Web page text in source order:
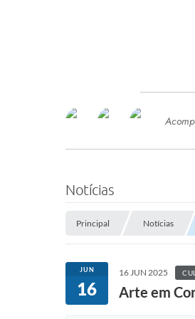
SERVIÇOS
SEMED
Processo de
Concursos e Processos
Notícias
Principal Notícias
JUN
16
16 JUN 2025
Arte em